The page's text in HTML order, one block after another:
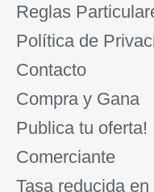
Reglas
Política de
Contacto
Compra y Gana
Publica tu oferta!
Comerciante
Tasa reducida